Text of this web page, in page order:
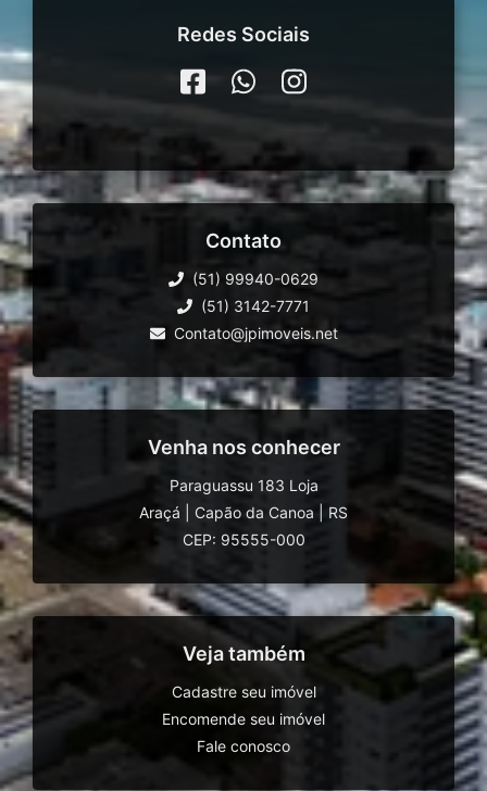
Redes Sociais
Contato
(51) 99940-0629
(51) 3142-7771
Contato@jpimoveis.net
Venha nos conhecer
Paraguassu 183 Loja
Araçá
Capão da Canoa
RS
CEP: 95555-000
Veja também
Cadastre seu imóvel
Encomende seu imóvel
Fale conosco